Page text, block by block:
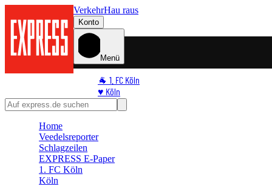
VerkehrHau raus
Konto
Menü
🐐 1. FC Köln
♥️ Köln
⭐ Promi
🛒 Shoppingwelt
Home
Veedelsreporter
Schlagzeilen
EXPRESS E-Paper
1. FC Köln
Köln